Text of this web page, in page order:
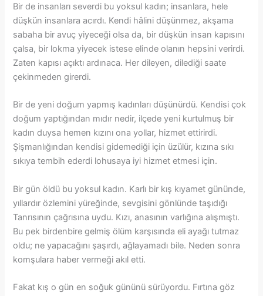
Bir de insanları severdi bu yoksul kadın; insanlara, hele
düşkün insanlara acırdı. Kendi hâlini düşünmez, akşama
sabaha bir avuç yiyeceği olsa da, bir düşkün insan kapısını
çalsa, bir lokma yiyecek istese elinde olanın hepsini verirdi.
Zaten kapısı açıktı ardınaca. Her dileyen, dilediği saate
çekinmeden girerdi.
Bir de yeni doğum yapmış kadınları düşünürdü. Kendisi çok
doğum yaptığından mıdır nedir, ilçede yeni kurtulmuş bir
kadın duysa hemen kızını ona yollar, hizmet ettirirdi.
Şişmanlığından kendisi gidemediği için üzülür, kızına sıkı
sıkıya tembih ederdi lohusaya iyi hizmet etmesi için.
Bir gün öldü bu yoksul kadın. Karlı bir kış kıyamet gününde,
yıllardır özlemini yüreğinde, sevgisini gönlünde taşıdığı
Tanrısının çağrısına uydu. Kızı, anasının varlığına alışmıştı.
Bu pek birdenbire gelmiş ölüm karşısında eli ayağı tutmaz
oldu; ne yapacağını şaşırdı, ağlayamadı bile. Neden sonra
komşulara haber vermeği akıl etti.
Fakat kış o gün en soğuk gününü sürüyordu. Fırtına göz